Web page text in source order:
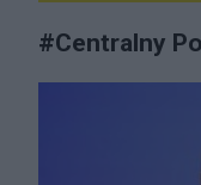
#Centralny